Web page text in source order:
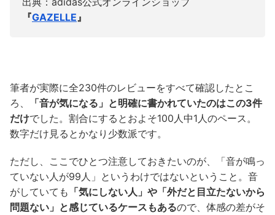
『GAZELLE』
筆者が実際に全230件のレビューをすべて確認したとこ
ろ、
「音が気になる」と明確に書かれていたのはこの3件
だけでした。割合にするとおよそ100人中1人のペース。
数字だけ見るとかなり少数派です。
ただし、ここでひとつ注意しておきたいのが、「音が鳴っ
ていない人が99人」というわけではないということ。音
がしていても 「気にしない人」や「外だと目立たないから
問題ない」と感じているケースもあるので、体感の差がそ